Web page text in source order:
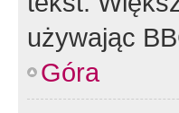
używając
Góra